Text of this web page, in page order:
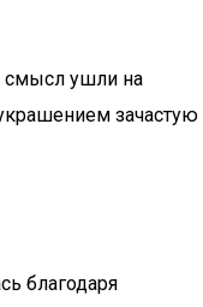
смысл ушли на
зачастую
благодаря